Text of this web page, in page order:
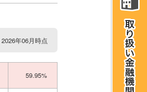
2026年06月時点
59.95%